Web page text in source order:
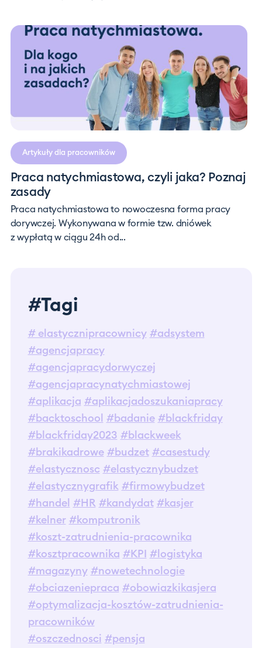
Artykuły dla pracowników
Praca natychmiastowa, czyli jaka? Poznaj
zasady
Praca natychmiastowa to nowoczesna forma pracy
dorywczej. Wykonywana w formie tzw. dniówek
z wypłatą w ciągu 24h od...
#Tagi
# elastycznipracownicy #adsystem
#agencjapracy
#agencjapracydorwyczej
#agencjapracynatychmiastowej
#aplikacja #aplikacjadoszukaniapracy
#backtoschool
#badanie #blackfriday
#blackfriday2023 #blackweek
#brakikadrowe #budzet #casestudy
#elastycznosc #elastycznybudzet
#elastycznygrafik #firmowybudzet
#handel #HR #kandydat #kasjer
#kelner #komputronik
#koszt-zatrudnienia-pracownika
#kosztpracownika #KPI
#logistyka
#magazyny #nowetechnologie
#obciazeniepraca #obowiazkikasjera
#optymalizacja-kosztów-zatrudnienia-
pracowników
#oszczednosci #pensja